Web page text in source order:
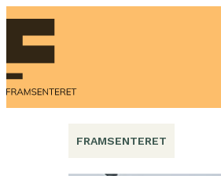
Hopp
innhold
FRAMSENTERET